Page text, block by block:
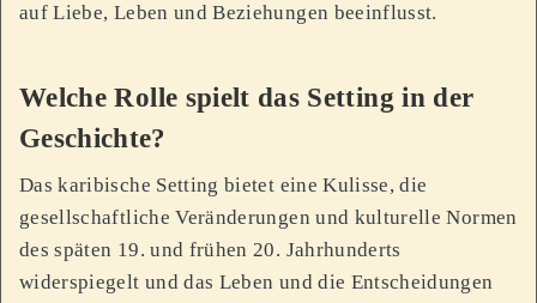
auf Liebe, Leben und Beziehungen beeinflusst.
Welche Rolle spielt das Setting in der
Geschichte?
Das karibische Setting bietet eine Kulisse, die
gesellschaftliche Veränderungen und kulturelle Normen
des späten 19. und frühen 20. Jahrhunderts
widerspiegelt und das Leben und die Entscheidungen